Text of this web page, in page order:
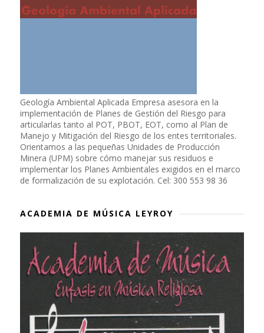
Geología Ambiental Aplicada Empresa asesora en la
implementación de Planes de Gestión del Riesgo para
articularlas tanto al POT, PBOT, EOT, como al Plan de
Manejo y Mitigación del Riesgo de los entes territoriales.
Orientamos a las pequeñas Unidades de Producción
Minera (UPM) sobre cómo manejar sus residuos e
implementar los Planes Ambientales exigidos en el marco
de formalización de su explotación. Cel: 300 553 98 36
ACADEMIA DE MÚSICA LEYROY